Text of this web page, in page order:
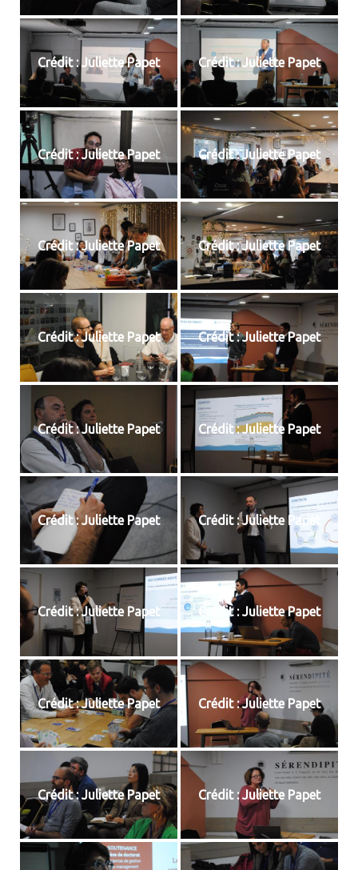
Crédit : Juliette Papet Crédit : Juliette Papet
Crédit : Juliette Papet Crédit : Juliette Papet
Crédit : Juliette Papet Crédit : Juliette Papet
Crédit : Juliette Papet Crédit : Juliette Papet
Crédit : Juliette Papet Crédit : Juliette Papet
Crédit : Juliette Papet Crédit : Juliette Papet
Crédit : Juliette Papet Crédit : Juliette Papet
Crédit : Juliette Papet Crédit : Juliette Papet
Crédit : Juliette Papet Crédit : Juliette Papet